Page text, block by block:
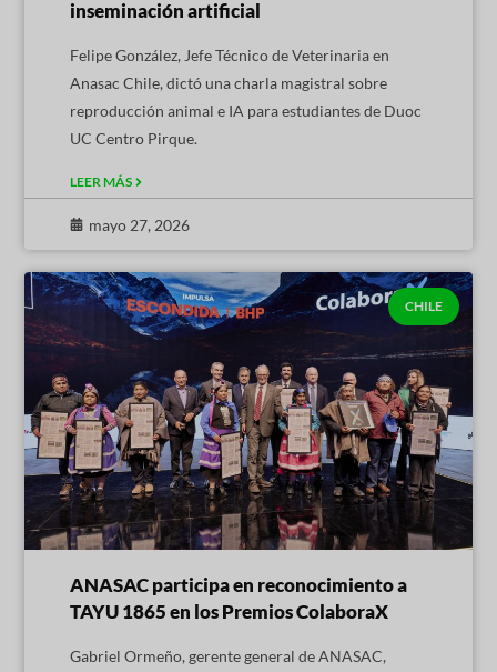
inseminación artificial
Felipe González, Jefe Técnico de Veterinaria en
Anasac Chile, dictó una charla magistral sobre
reproducción animal e IA para estudiantes de Duoc
UC Centro Pirque.
LEER MÁS
mayo 27, 2026
CHILE
ANASAC participa en reconocimiento a
TAYU 1865 en los Premios ColaboraX
Gabriel Ormeño, gerente general de ANASAC,